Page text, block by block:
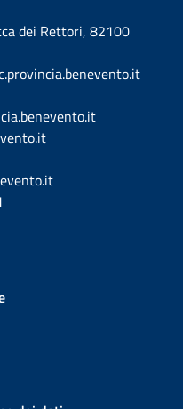
dei Rettori, 82100